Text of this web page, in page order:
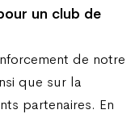
un club de
de notre
que sur la
partenaires. En